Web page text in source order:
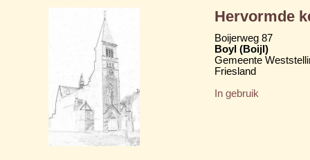
Hervormde
Boijerweg 87
Boyl (Boijl)
Gemeente
Friesland
In gebruik